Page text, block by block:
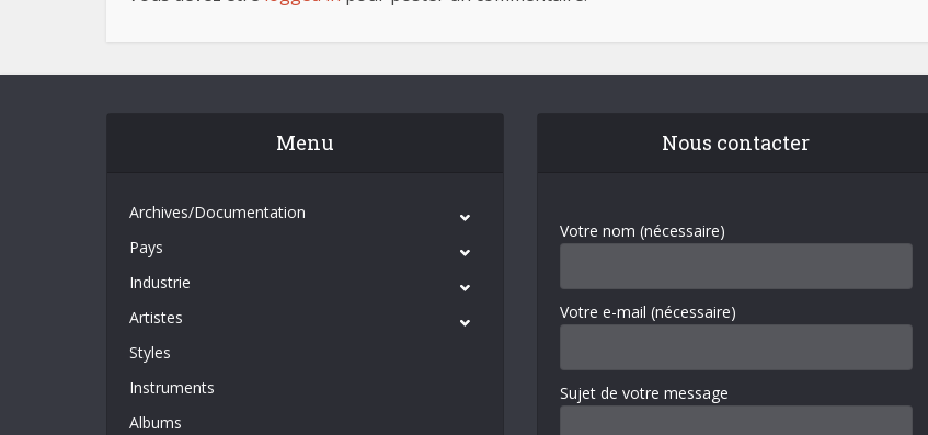
Menu
Archives/Documentation
Pays
Industrie
Artistes
Styles
Instruments
Albums
Nous contacter
Votre nom (nécessaire)
Votre e-mail (nécessaire)
Sujet de votre message